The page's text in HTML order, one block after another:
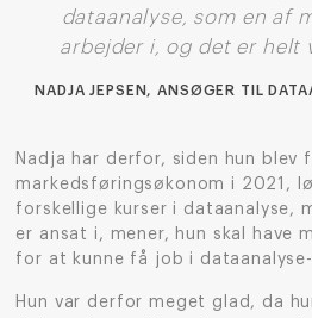
dataanalyse, som en af
arbejder i, og det er
NADJA JEPSEN, ANSØGER TIL
Nadja har derfor, siden hun blev
markedsføringsøkonom i 2021,
forskellige kurser i dataanalyse,
er ansat i, mener, hun skal have
for at kunne få job i
Hun var derfor meget glad, da